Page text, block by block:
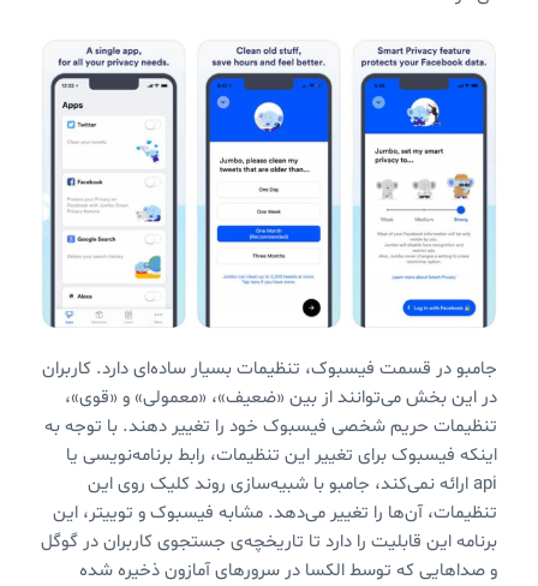
جامبو در قسمت فیسبوک، تنظیمات بسیار ساده‌ای دارد. کاربران
در این بخش می‌توانند از بین «ضعیف»، «معمولی» و «قوی»،
تنظیمات حریم شخصی فیسبوک خود را تغییر دهند. با توجه به
اینکه فیسبوک برای تغییر این تنظیمات، رابط برنامه‌نویسی یا
api ارائه نمی‌کند، جامبو با شبیه‌سازی روند کلیک روی این
تنظیمات، آن‌ها را تغییر می‌دهد. مشابه فیسبوک و توییتر، این
برنامه این قابلیت را دارد تا تاریخچه‌ی جستجوی کاربران در گوگل
و صداهایی که توسط الکسا در سرورهای آمازون ذخیره شده